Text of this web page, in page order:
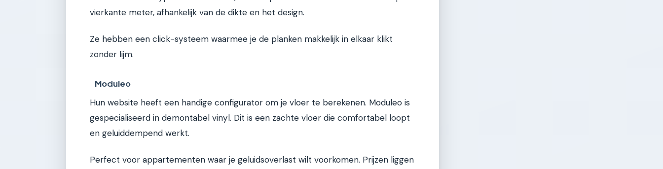
vierkante meter, afhankelijk van de dikte en het design.
Ze hebben een click-systeem waarmee je de planken makkelijk in elkaar klikt
zonder lijm.
Moduleo
Hun website heeft een handige configurator om je vloer te berekenen. Moduleo is
gespecialiseerd in demontabel vinyl. Dit is een zachte vloer die comfortabel loopt
en geluiddempend werkt.
Perfect voor appartementen waar je geluidsoverlast wilt voorkomen. Prijzen liggen